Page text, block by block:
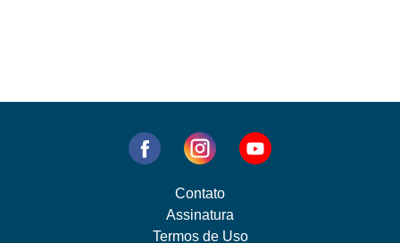
Contato
Assinatura
Termos de Uso